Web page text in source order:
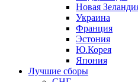
Новая
Украина
Франция
Эстония
Ю.Корея
Япония
Лучшие сборы